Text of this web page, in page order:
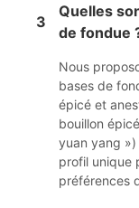
3
Quelles
de fondue
Nous
bases de
épicé et
bouillon
yuan yang
profil unique
préférences